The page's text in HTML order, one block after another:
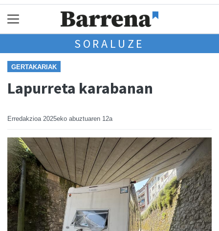
SORALUZE
GERTAKARIAK
Lapurreta karabanan
Erredakzioa 2025eko abuztuaren 12a